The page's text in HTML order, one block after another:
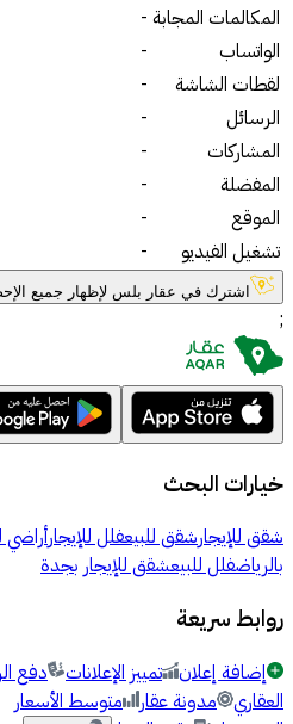
المكالمات المجابة -
الواتساب
-
لقطات الشاشة
-
الرسائل
-
المشاركات
-
المفضلة
-
الموقع
-
تشغيل الفيديو
-
اشترك في عقار بلس لإظهار جميع
;
خيارات البحث
شقق للإيجارشقق للبيعفلل للإيجارأراضي
بالرياضفلل للبيعشقق للإيجار بجدة
روابط سريعة
إضافة إعلان تمييز الإعلانات دفع
العقاري
مدونة عقار متوسط الأسعار